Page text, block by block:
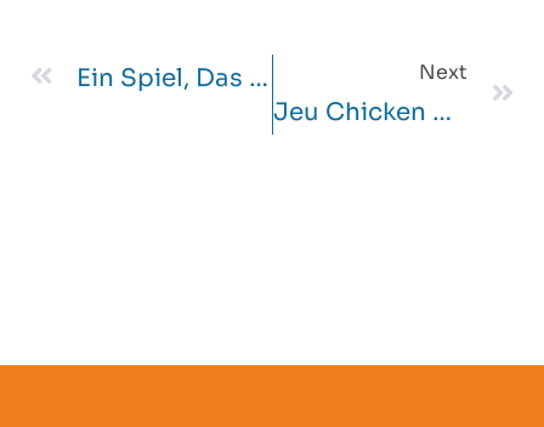
Ein Spiel, Das Auf Der Strecke Des Hähnchens Zwei Basiert Next
Jeu Chicken Run